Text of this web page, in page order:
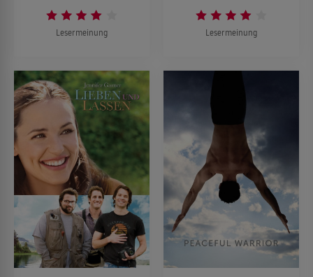
Lesermeinung Lesermeinung